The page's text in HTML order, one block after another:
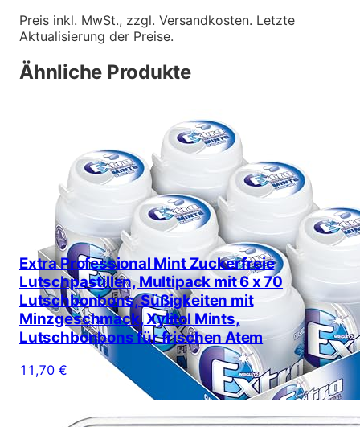
Preis inkl. MwSt., zzgl. Versandkosten. Letzte
Aktualisierung der Preise.
Ähnliche Produkte
Extra Professional Mint Zuckerfreie
Lutschpastillen, Multipack mit 6 x 70
Lutschbonbons, Süßigkeiten mit
Minzgeschmack, Xylitol Mints,
Lutschbonbons für frischen Atem
11,70 €